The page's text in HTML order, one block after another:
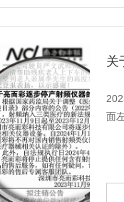
关
面